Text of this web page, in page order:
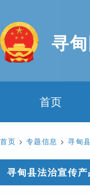
寻
首页
首页 > 专题信息 > 寻甸
寻甸县法治宣传